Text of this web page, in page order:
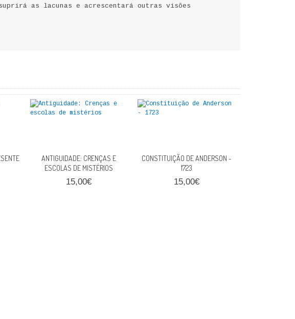
as lacunas e acrescentará outras visões
ANTIGUIDADE: CRENÇAS E
ESCOLAS DE MISTÉRIOS
15,00€
CONSTITUIÇÃO DE ANDERSON -
1723
15,00€